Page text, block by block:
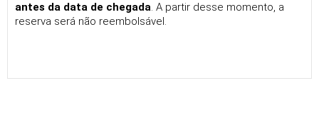
antes da data de chegada. A partir desse momento, a
reserva será não reembolsável.